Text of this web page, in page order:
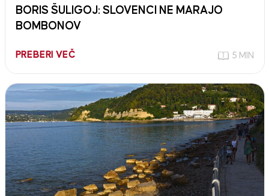
BORIS ŠULIGOJ: SLOVENCI NE MARAJO
BOMBONOV
PREBERI VEČ 5 MIN